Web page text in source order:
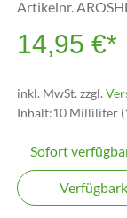
Artikelnr.
14,95 €*
inkl. MwSt. zzgl.
Inhalt:10 Milliliter
Sofort